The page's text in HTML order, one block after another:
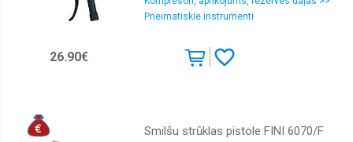
Pneimatiskie instrumenti
26.90€
Smilšu strūklas pistole FINI 6070/F